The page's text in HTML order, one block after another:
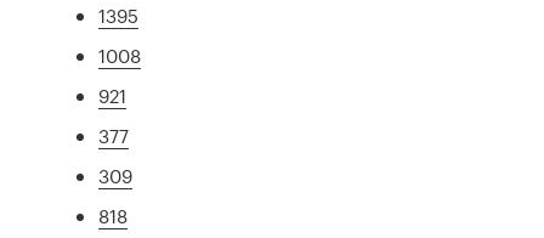
1395
1008
921
377
309
818